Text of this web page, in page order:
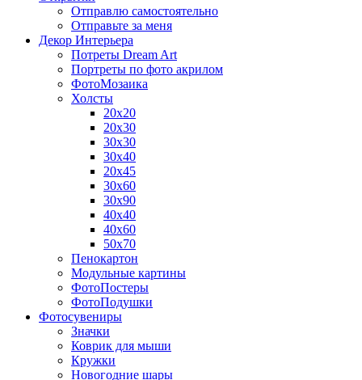
Отправлю самостоятельно
Отправьте за меня
Декор Интерьера
Потреты Dream Art
Портреты по фото акрилом
ФотоМозаика
Холсты
20х20
20х30
30х30
30х40
20х45
30х60
30х90
40х40
40х60
50х70
Пенокартон
Модульные картины
ФотоПостеры
ФотоПодушки
Фотоcувениры
Значки
Коврик для мыши
Кружки
Новогодние шары